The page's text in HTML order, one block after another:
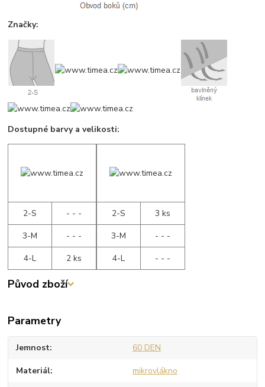
Značky:
Dostupné barvy a velikosti:
2-S
- - -
3-M
- - -
4-L
2 ks
2-S
3 ks
3-M
- - -
4-L
- - -
Původ zboží
Parametry
Jemnost 60 DEN
Materiál mikrovlákno